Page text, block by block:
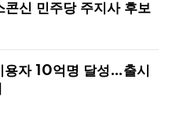
콘신 민주당 주지사 후보
자 10억명 달성…출시